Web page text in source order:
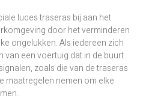
luces traseras bij aan het
door het verminderen
ongelukken. Als iedereen zich
van een voertuig dat in de buurt
zoals die van de traseras
maatregelen nemen om elke